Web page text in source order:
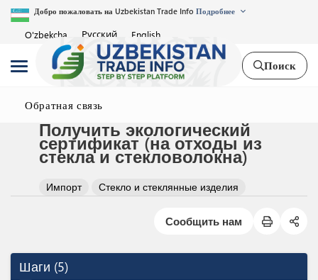
Добро пожаловать на Uzbekistan Trade Info Подробнее
O'zbekcha Русский English
Поиск
Обратная связь
Получить экологический
сертификат (на отходы из
стекла и стекловолокна)
Импорт Стекло и стеклянные изделия
Сообщить нам
Шаги (5)